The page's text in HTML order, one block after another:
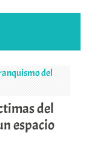
del
espacio